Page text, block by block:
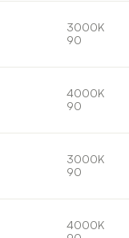
3000K
90
4000K
90
3000K
90
4000K